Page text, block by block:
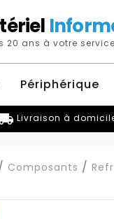
20 ans à votre
Périphérique
Livraison à
Composants